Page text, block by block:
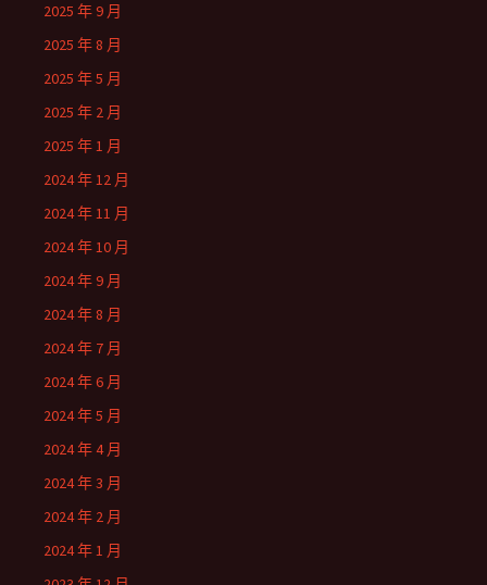
2025 年 9 月
2025 年 8 月
2025 年 5 月
2025 年 2 月
2025 年 1 月
2024 年 12 月
2024 年 11 月
2024 年 10 月
2024 年 9 月
2024 年 8 月
2024 年 7 月
2024 年 6 月
2024 年 5 月
2024 年 4 月
2024 年 3 月
2024 年 2 月
2024 年 1 月